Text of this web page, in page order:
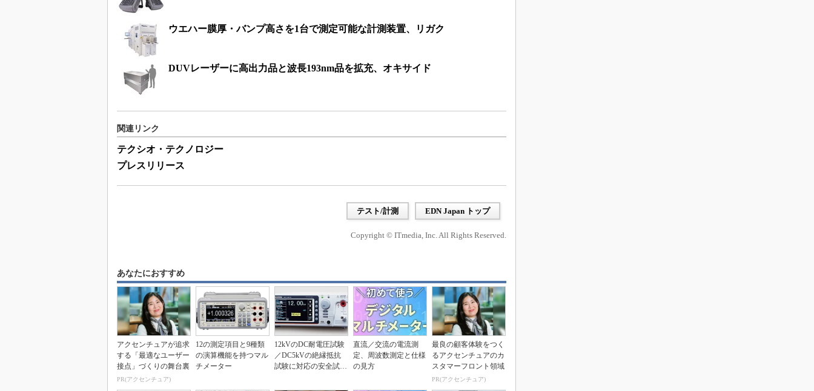
ウエハー膜厚・バンプ高さを1台で測定可能な計測装置、リガク
DUVレーザーに高出力品と波長193nm品を拡充、オキサイド
関連リンク
テクシオ・テクノロジー
プレスリリース
テスト/計測 EDN Japan トップ
Copyright © ITmedia, Inc. All Rights Reserved.
あなたにおすすめ
アクセンチュアが追求
する「最適なユーザー
接点」づくりの舞台裏
PR(アクセンチュア)
12の測定項目と9種類
の演算機能を持つマル
チメーター
12kVのDC耐電圧試験
／DC5kVの絶縁抵抗
試験に対応の安全試験
直流／交流の電流測
定、周波数測定と仕様
の見方
最良の顧客体験をつく
るアクセンチュアのカ
スタマーフロント領域
PR(アクセンチュア)